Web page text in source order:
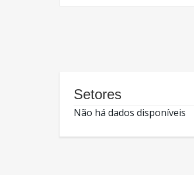
Setores
Não há dados disponíveis